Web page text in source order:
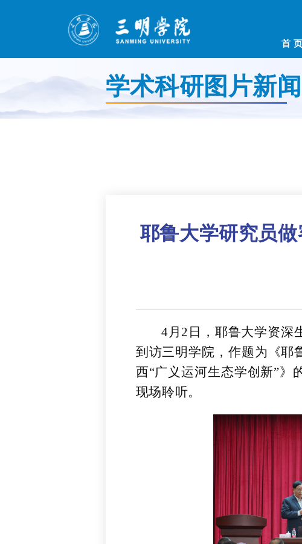
首 页
学术科研图片新闻
耶鲁大学研究员
4月2日，耶鲁大学资深
到访三明学院，作题为《
西“广义运河生态学创新”》
现场聆听。